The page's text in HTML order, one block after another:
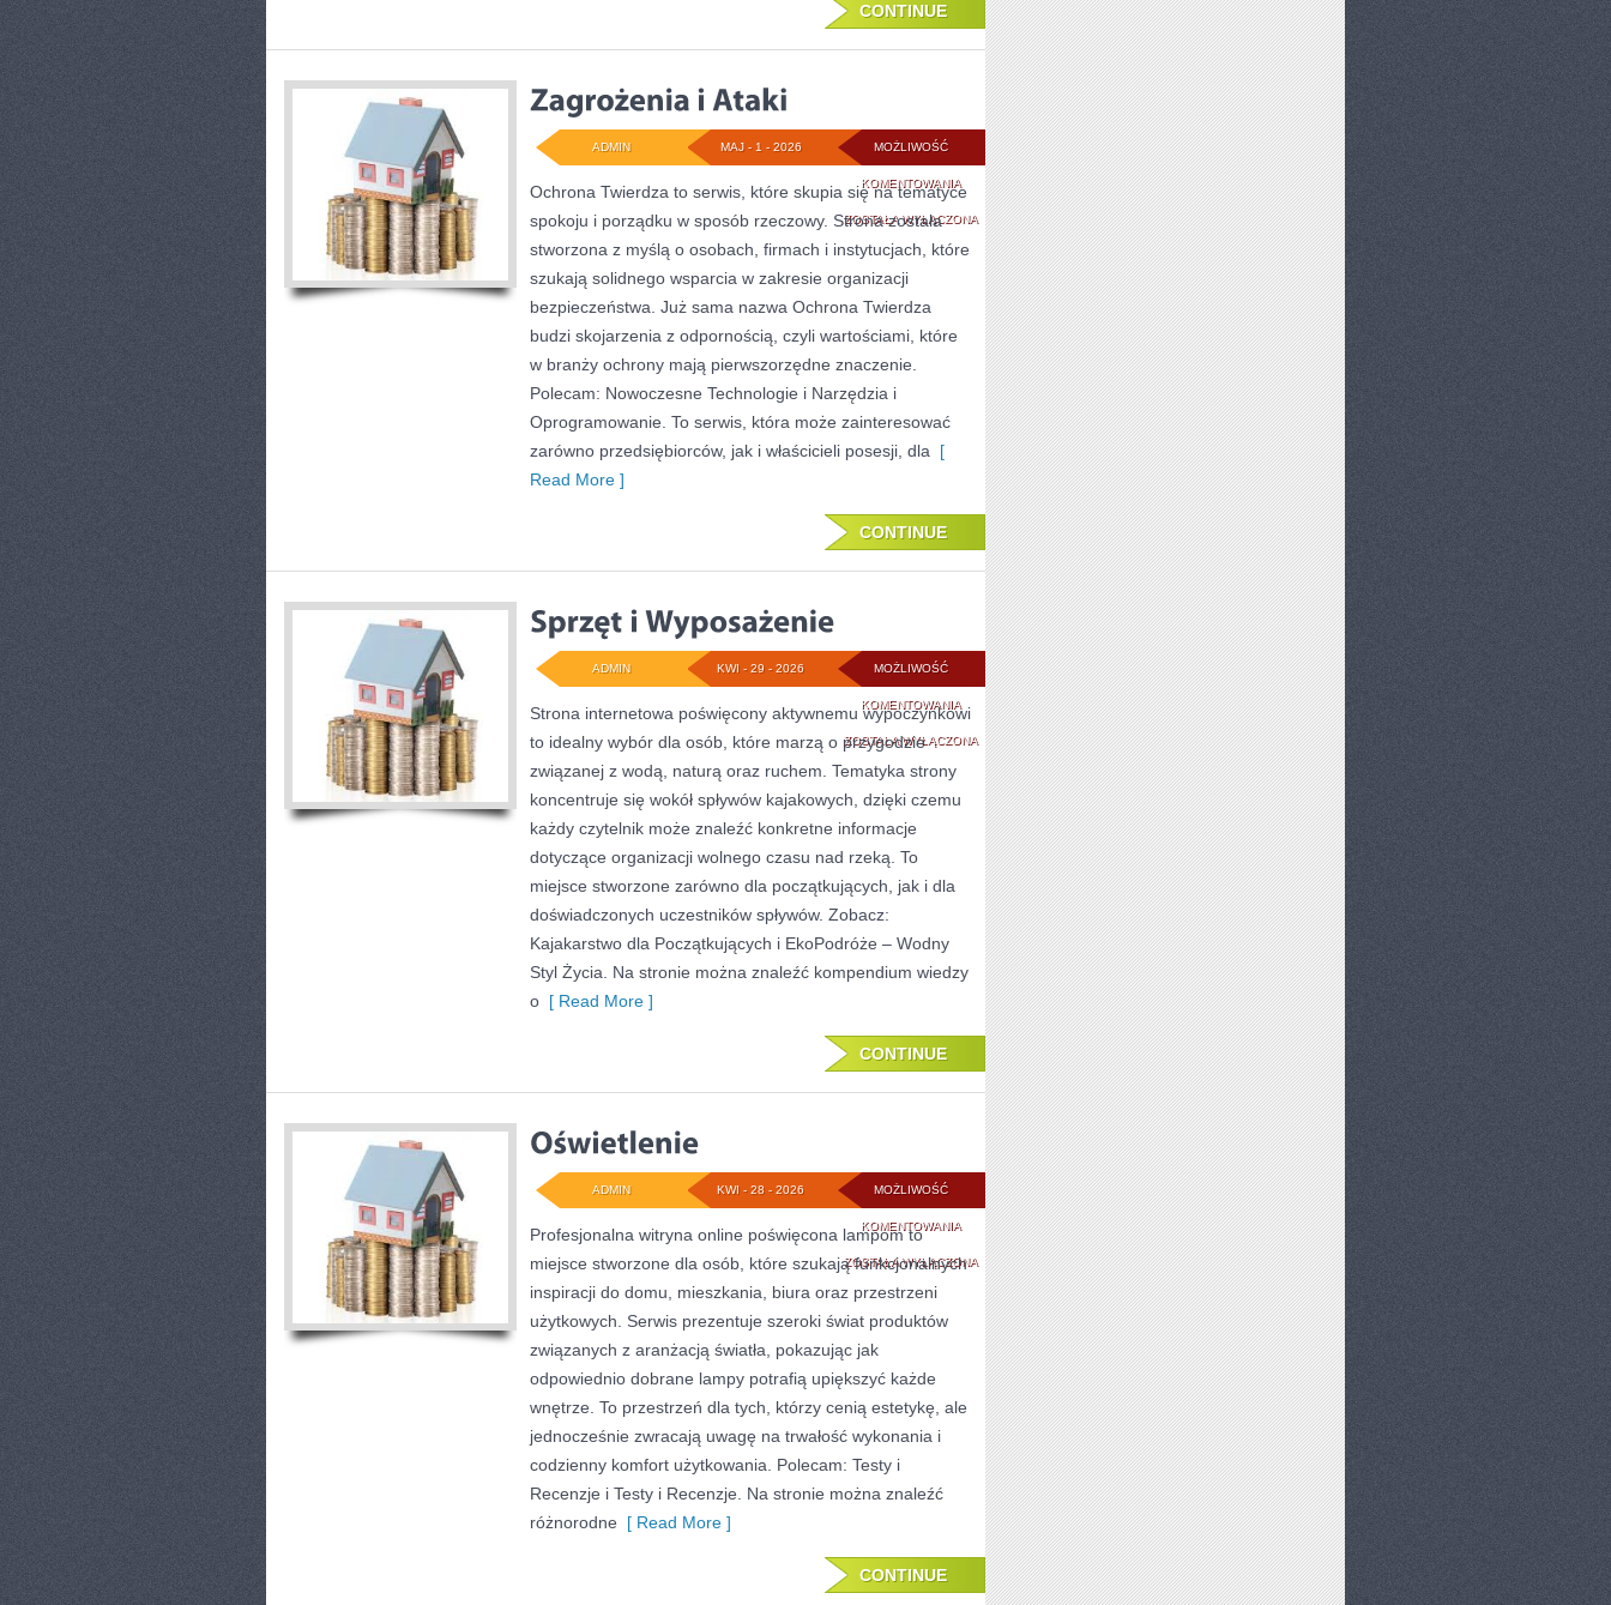
CONTINUE
MOŻLIWOŚĆ
KOMENTOWANIAZAGROŻENIA
I
ATAKI
ZOSTAŁA WYŁĄCZONA
MAJ - 1 - 2026
ADMIN
Ochrona Twierdza to serwis, które skupia się na tematyce
spokoju i porządku w sposób rzeczowy. Strona została
stworzona z myślą o osobach, firmach i instytucjach, które
szukają solidnego wsparcia w zakresie organizacji
bezpieczeństwa. Już sama nazwa Ochrona Twierdza
budzi skojarzenia z odpornością, czyli wartościami, które
w branży ochrony mają pierwszorzędne znaczenie.
Polecam: Nowoczesne Technologie i Narzędzia i
Oprogramowanie. To serwis, która może zainteresować
zarówno przedsiębiorców, jak i właścicieli posesji, dla [
Read More ]
CONTINUE
MOŻLIWOŚĆ
KOMENTOWANIASPRZĘT
I
WYPOSAŻENIE
ZOSTAŁA WYŁĄCZONA
KWI - 29 - 2026
ADMIN
Strona internetowa poświęcony aktywnemu wypoczynkowi
to idealny wybór dla osób, które marzą o przygodzie
związanej z wodą, naturą oraz ruchem. Tematyka strony
koncentruje się wokół spływów kajakowych, dzięki czemu
każdy czytelnik może znaleźć konkretne informacje
dotyczące organizacji wolnego czasu nad rzeką. To
miejsce stworzone zarówno dla początkujących, jak i dla
doświadczonych uczestników spływów. Zobacz:
Kajakarstwo dla Początkujących i EkoPodróże – Wodny
Styl Życia. Na stronie można znaleźć kompendium wiedzy
o [ Read More ]
CONTINUE
MOŻLIWOŚĆ
KOMENTOWANIAOŚWIETLENIE
ZOSTAŁA WYŁĄCZONA
KWI - 28 - 2026
ADMIN
Profesjonalna witryna online poświęcona lampom to
miejsce stworzone dla osób, które szukają funkcjonalnych
inspiracji do domu, mieszkania, biura oraz przestrzeni
użytkowych. Serwis prezentuje szeroki świat produktów
związanych z aranżacją światła, pokazując jak
odpowiednio dobrane lampy potrafią upiększyć każde
wnętrze. To przestrzeń dla tych, którzy cenią estetykę, ale
jednocześnie zwracają uwagę na trwałość wykonania i
codzienny komfort użytkowania. Polecam: Testy i
Recenzje i Testy i Recenzje. Na stronie można znaleźć
różnorodne [ Read More ]
CONTINUE